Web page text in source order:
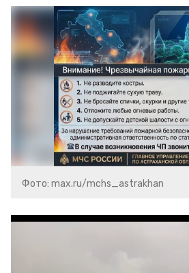
Фото: max.ru/mchs_astrakhan